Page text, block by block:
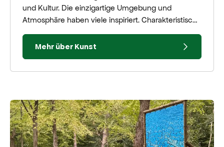
und Kultur. Die einzigartige Umgebung und
Atmosphäre haben viele inspiriert. Charakteristisch
für die Kunst in Bergen ist die Bergense Schule.
Mehr über Kunst